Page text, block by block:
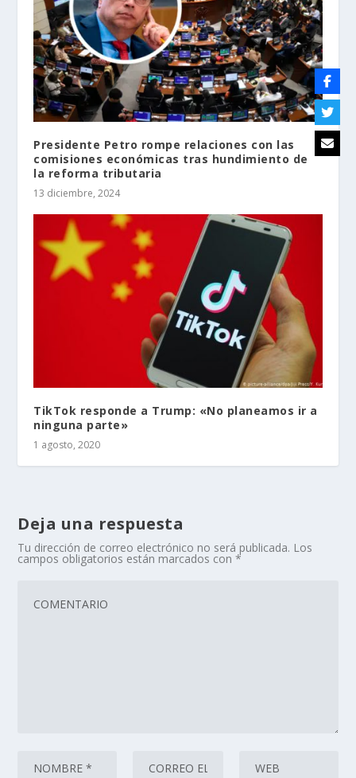
Presidente Petro rompe relaciones con las
comisiones económicas tras hundimiento de
la reforma tributaria
13 diciembre, 2024
TikTok responde a Trump: «No planeamos ir a
ninguna parte»
1 agosto, 2020
Deja una respuesta
Tu dirección de correo electrónico no será publicada. Los
campos obligatorios están marcados con*